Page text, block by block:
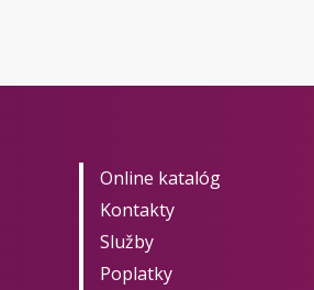
Online katalóg
Kontakty
Služby
Poplatky